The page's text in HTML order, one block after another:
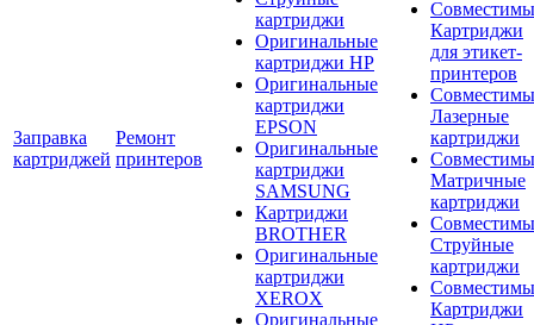
Заправка
картриджей
Ремонт
принтеров
картриджи
Оригинальные
картриджи HP
Оригинальные
картриджи
EPSON
Оригинальные
картриджи
SAMSUNG
Картриджи
BROTHER
Оригинальные
картриджи
XEROX
Оригинальные
Картриджи
для этикет-
принтеров
Лазерные
картриджи
Матричные
картриджи
Струйные
картриджи
Картриджи